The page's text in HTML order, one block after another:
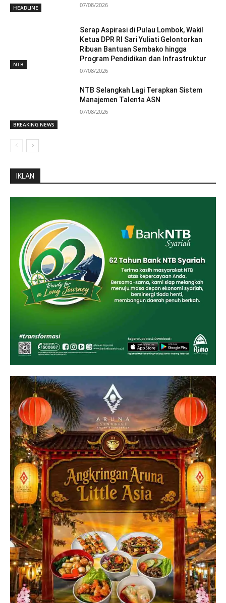
HEADLINE 07/08/2026
NTB
Serap Aspirasi di Pulau Lombok, Wakil
Ketua DPR RI Sari Yuliati Gelontorkan
Ribuan Bantuan Sembako hingga
Program Pendidikan dan Infrastruktur
07/08/2026
BREAKING NEWS
NTB Selangkah Lagi Terapkan Sistem
Manajemen Talenta ASN
07/08/2026
IKLAN